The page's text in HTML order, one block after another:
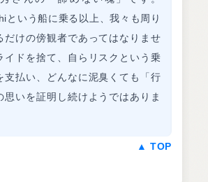
という船に乗る以上、我々も周り
だけの傍観者であってはなりませ
イドを捨て、自らリスクという乗
支払い、どんなに泥臭くても「行
思いを証明し続けようではありま
▲ TOP